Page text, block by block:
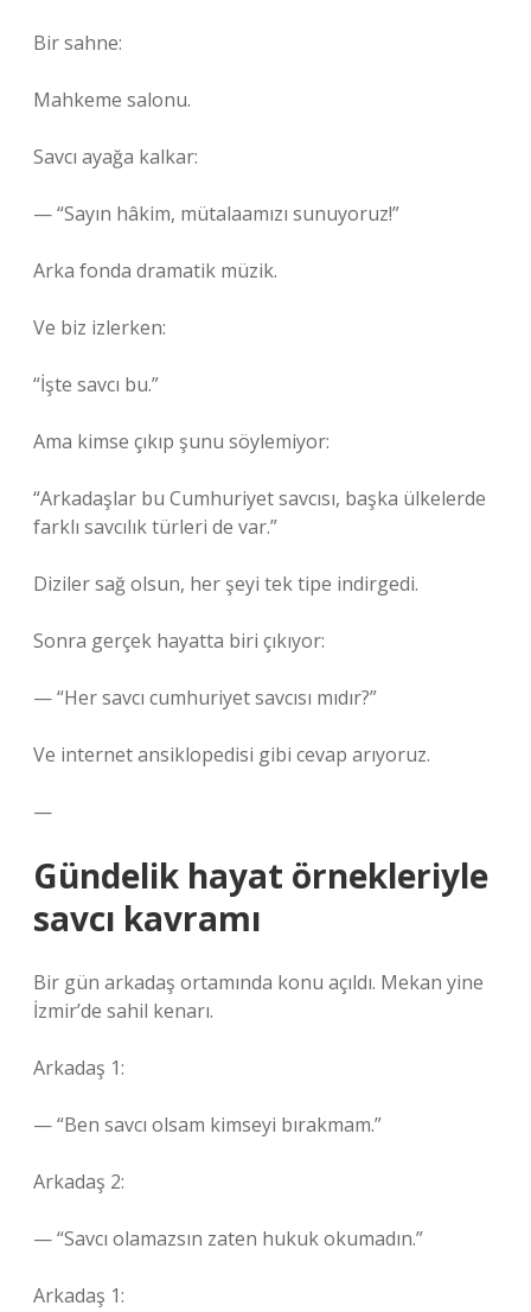
Bir sahne:
Mahkeme salonu.
Savcı ayağa kalkar:
— “Sayın hâkim, mütalaamızı sunuyoruz!”
Arka fonda dramatik müzik.
Ve biz izlerken:
“İşte savcı bu.”
Ama kimse çıkıp şunu söylemiyor:
“Arkadaşlar bu Cumhuriyet savcısı, başka ülkelerde
farklı savcılık türleri de var.”
Diziler sağ olsun, her şeyi tek tipe indirgedi.
Sonra gerçek hayatta biri çıkıyor:
— “Her savcı cumhuriyet savcısı mıdır?”
Ve internet ansiklopedisi gibi cevap arıyoruz.
—
Gündelik hayat örnekleriyle
savcı kavramı
Bir gün arkadaş ortamında konu açıldı. Mekan yine
İzmir’de sahil kenarı.
Arkadaş 1:
— “Ben savcı olsam kimseyi bırakmam.”
Arkadaş 2:
— “Savcı olamazsın zaten hukuk okumadın.”
Arkadaş 1: